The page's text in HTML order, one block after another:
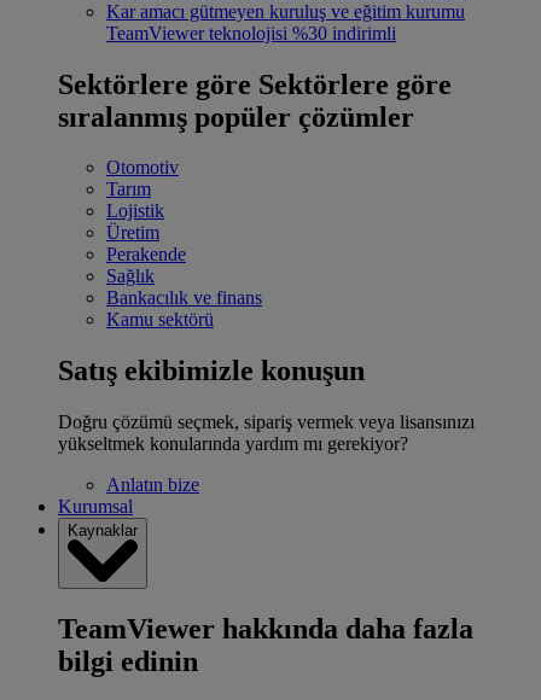
Kar amacı gütmeyen kuruluş ve eğitim kurumu
TeamViewer teknolojisi %30 indirimli
Sektörlere göre Sektörlere göre
sıralanmış popüler çözümler
Otomotiv
Tarım
Lojistik
Üretim
Perakende
Sağlık
Bankacılık ve finans
Kamu sektörü
Satış ekibimizle konuşun
Doğru çözümü seçmek, sipariş vermek veya lisansınızı
yükseltmek konularında yardım mı gerekiyor?
Anlatın bize
Kurumsal
Kaynaklar
TeamViewer hakkında daha fazla
bilgi edinin